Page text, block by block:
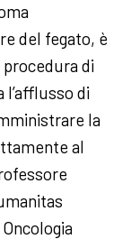
del fegato, è
procedura di
di
la
al